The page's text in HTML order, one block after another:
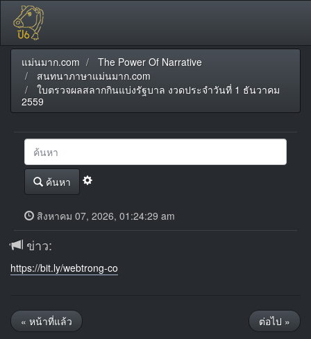
แม่นมาก.com
The Power Of Narrative
สนทนาภาษาแม่นมาก.com
ใบตรวจผลสลากกินแบ่งรัฐบาล งวดประจำวันที่ 1 ธันวาคม
2559
ค้นหา
สิงหาคม 07, 2026, 01:24:29 am
ข่าว:
https://bit.ly/webtrong-co
« หน้าที่แล้ว ต่อไป »